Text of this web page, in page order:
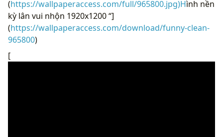
(https://wallpaperaccess.com/full/965800.jpg)Hình nền
kỳ lân vui nhộn 1920x1200 “]
(https://wallpaperaccess.com/download/funny-clean-
965800)
[